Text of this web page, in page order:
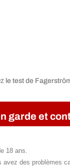
le test de
garde et
18 ans.
des problèmes